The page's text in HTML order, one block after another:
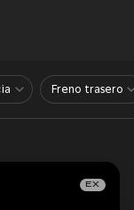
Freno trasero
EX